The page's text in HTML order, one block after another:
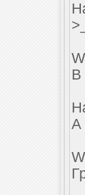
В
А